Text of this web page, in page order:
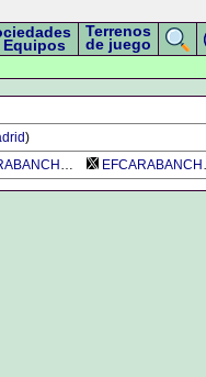
Equipos
Terrenos
de juego
)
EFCARABANCHEL